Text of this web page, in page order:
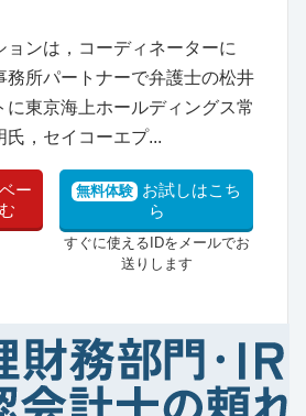
ョンは，コーディネーターに
務所パートナーで弁護士の松井
に東京海上ホールディングス常
，セイコーエプ...
ー
無料体験 お試しはこち
ら
すぐに使えるIDをメールでお
送りします